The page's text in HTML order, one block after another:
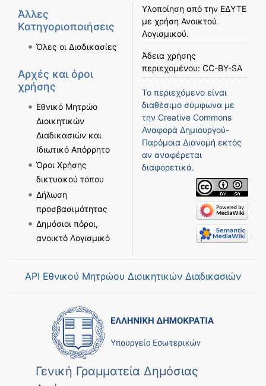
Άλλες
Κατηγοριοποιήσεις
Όλες οι Διαδικασίες
Αρχές και όροι
χρήσης
Εθνικό Μητρώο
Διοικητικών
Διαδικασιών και
Ιδιωτικό Απόρρητο
Όροι Χρήσης
δικτυακού τόπου
Δήλωση
προσβασιμότητας
Δημόσιοι πόροι,
ανοικτό Λογισμικό
Υλοποίηση από την ΕΔΥΤΕ
με χρήση Ανοικτού
Λογισμικού.
Άδεια χρήσης
περιεχομένου: CC-BY-SA
Το περιεχόμενο είναι
διαθέσιμο σύμφωνα με
την Creative Commons
Αναφορά Δημιουργού-
Παρόμοια Διανομή εκτός
αν αναφέρεται
διαφορετικά.
API Εθνικού Μητρώου Διοικητικών Διαδικασιών
Γενική Γραμματεία Δημόσιας